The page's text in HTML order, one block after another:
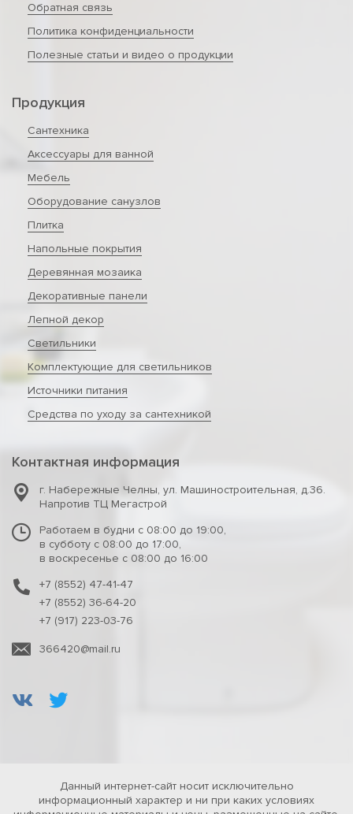
Обратная связь
Политика конфиденциальности
Полезные статьи и видео о продукции
Продукция
Сантехника
Аксессуары для ванной
Мебель
Оборудование санузлов
Плитка
Напольные покрытия
Деревянная мозаика
Декоративные панели
Лепной декор
Светильники
Комплектующие для светильников
Источники питания
Средства по уходу за сантехникой
Контактная информация
г. Набережные Челны, ул. Машиностроительная, д.36.
Напротив ТЦ Мегастрой
Работаем в будни с 08:00 до 19:00,
в субботу с 08:00 до 17:00,
в воскресенье с 08:00 до 16:00
+7 (8552) 47-41-47
+7 (8552) 36-64-20
+7 (917) 223-03-76
366420@mail.ru
Данный интернет-сайт носит исключительно
информационный характер и ни при каких условиях